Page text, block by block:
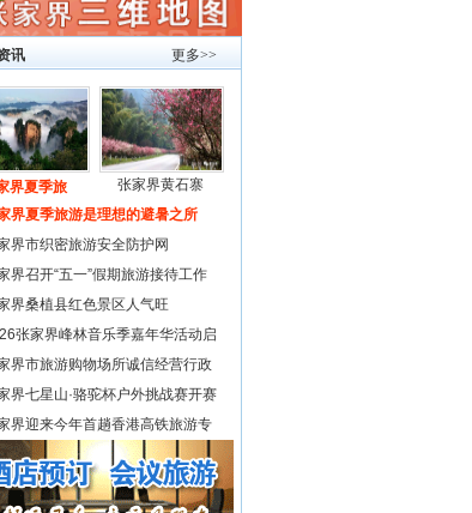
更多>>
讯
界夏季旅
张家界黄石寨
界夏季旅游是理想的避暑之所
界市织密旅游安全防护网
界召开“五一”假期旅游接待工作
界桑植县红色景区人气旺
张家界峰林音乐季嘉年华活动启
界市旅游购物场所诚信经营行政
界七星山·骆驼杯户外挑战赛开赛
界迎来今年首趟香港高铁旅游专